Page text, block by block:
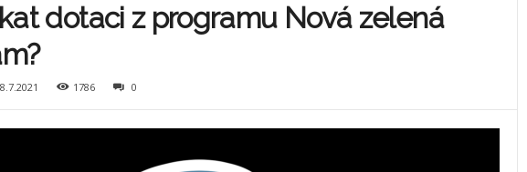
dotaci z programu Nová zelená
1786 0